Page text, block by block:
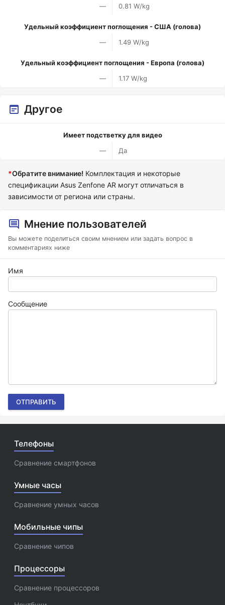
—
0.81 W/kg
Удельный коэффициент поглощения - США (голова)
—
1.49 W/kg
Удельный коэффициент поглощения - Европа (голова)
—
1.17 W/kg
Другое
Имеет подстветку для видео
—
Да
*Обратите внимание! Комплектация и некоторые
спецификации Asus Zenfone AR могут отличаться в
зависимости от региона или страны.
Мнение пользователей
Вы можете поделиться своим мнением или задать вопрос в
комментариях ниже
Имя
Сообщение
ОТПРАВИТЬ
Телефоны
Сравнение смартфонов
Умные часы
Сравнение умных часов
Мобильные чипы
Сравнение чипов
Процессоры
Сравнение процессоров